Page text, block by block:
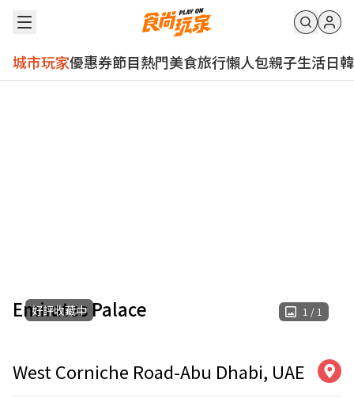
城市玩家優惠券節目熱門美食旅行懶人包親子生活日韓
Emirates Palace 1 / 1
好評收藏中
West Corniche Road-Abu Dhabi, UAE